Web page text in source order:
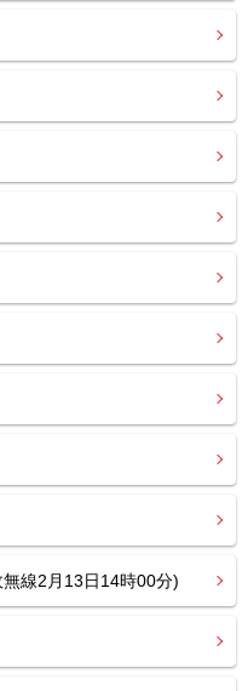
線2月13日14時00分)